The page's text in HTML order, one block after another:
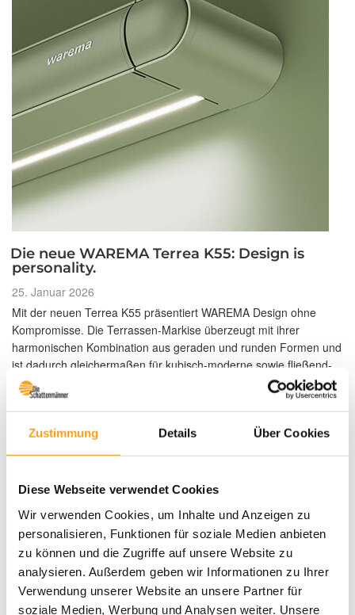
Zustimmung Details Über Cookies
Diese Webseite verwendet Cookies
Wir verwenden Cookies, um Inhalte und Anzeigen zu
personalisieren, Funktionen für soziale Medien anbieten
zu können und die Zugriffe auf unsere Website zu
analysieren. Außerdem geben wir Informationen zu Ihrer
Verwendung unserer Website an unsere Partner für
soziale Medien, Werbung und Analysen weiter. Unsere
Die neue WAREMA Terrea K55: Design is
personality.
Veröffentlicht
am
25. Januar 2026
Mit der neuen Terrea K55 präsentiert WAREMA Design ohne
Kompromisse. Die Terrassen-Markise überzeugt mit ihrer
harmonischen Kombination aus geraden und runden Formen und
ist dadurch gleichermaßen für kubisch-moderne sowie fließend-
verspielte Baustile interessant. Die Seitendeckel der Markise
können ohne sichtbare Verschraubungen …
„Die
WAREMA
K55:
is
personality.“
weiterlesen